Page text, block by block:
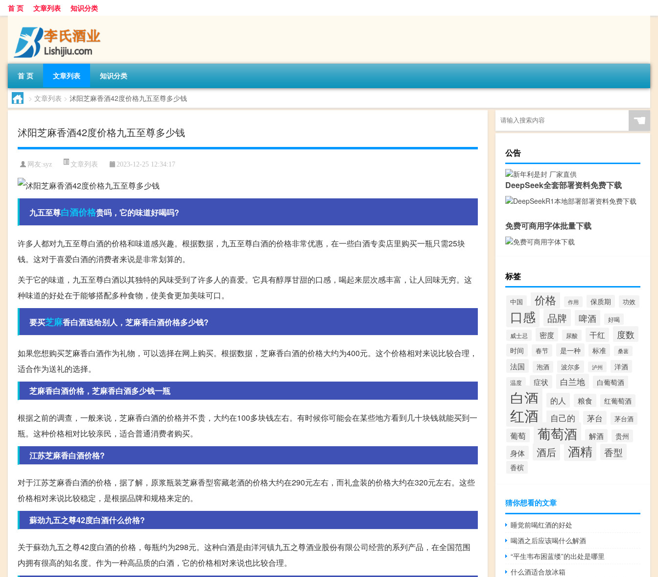
首 页 文章列表 知识分类
首 页 文章列表 知识分类
> 文章列表 > 沭阳芝麻香酒42度价格九五至尊多少钱
沭阳芝麻香酒42度价格九五至尊多少钱
网友:syz 文章列表 2023-12-25 12:34:17
九五至尊白酒价格贵吗，它的味道好喝吗?
许多人都对九五至尊白酒的价格和味道感兴趣。根据数据，九五至尊白酒的价格非常优惠，在一些白酒专卖店里购买一瓶只需25块
钱。这对于喜爱白酒的消费者来说是非常划算的。
关于它的味道，九五至尊白酒以其独特的风味受到了许多人的喜爱。它具有醇厚甘甜的口感，喝起来层次感丰富，让人回味无穷。这
种味道的好处在于能够搭配多种食物，使美食更加美味可口。
要买芝麻香白酒送给别人，芝麻香白酒价格多少钱?
如果您想购买芝麻香白酒作为礼物，可以选择在网上购买。根据数据，芝麻香白酒的价格大约为400元。这个价格相对来说比较合理，
适合作为送礼的选择。
芝麻香白酒价格，芝麻香白酒多少钱一瓶
根据之前的调查，一般来说，芝麻香白酒的价格并不贵，大约在100多块钱左右。有时候你可能会在某些地方看到几十块钱就能买到一
瓶。这种价格相对比较亲民，适合普通消费者购买。
江苏芝麻香白酒价格?
对于江苏芝麻香白酒的价格，据了解，原浆瓶装芝麻香型窖藏老酒的价格大约在290元左右，而礼盒装的价格大约在320元左右。这些
价格相对来说比较稳定，是根据品牌和规格来定的。
蘇劲九五之尊42度白酒什么价格?
关于蘇劲九五之尊42度白酒的价格，每瓶约为298元。这种白酒是由洋河镇九五之尊酒业股份有限公司经营的系列产品，在全国范围
内拥有很高的知名度。作为一种高品质的白酒，它的价格相对来说也比较合理。
☚
公告
DeepSeek全套部署资料免费下载
免费可商用字体批量下载
标签
中国 价格 作用 保质期 功效
口感 品牌 啤酒
好喝
威士忌
密度 尿酸 干红 度数
时间 春节 是一种 标准 桑葚
法国 泡酒 波尔多 泸州 洋酒
温度 症状 白兰地 白葡萄酒
白酒 的人 粮食 红葡萄酒
红酒 自己的 茅台 茅台酒
葡萄 葡萄酒 解酒 贵州
身体 酒后 酒精 香型
香槟
猜你想看的文章
睡觉前喝红酒的好处
喝酒之后应该喝什么解酒
“平生韦布困蓝缕”的出处是哪里
什么酒适合放冰箱